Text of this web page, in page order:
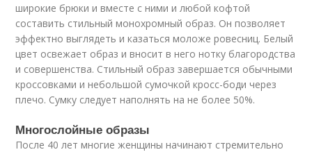
широкие брюки и вместе с ними и любой кофтой
составить стильный монохромный образ. Он позволяет
эффектно выглядеть и казаться моложе ровесниц. Белый
цвет освежает образ и вносит в него нотку благородства
и совершенства. Стильный образ завершается обычными
кроссовками и небольшой сумочкой кросс-боди через
плечо. Сумку следует наполнять на не более 50%.
Многослойные образы
После 40 лет многие женщины начинают стремительно